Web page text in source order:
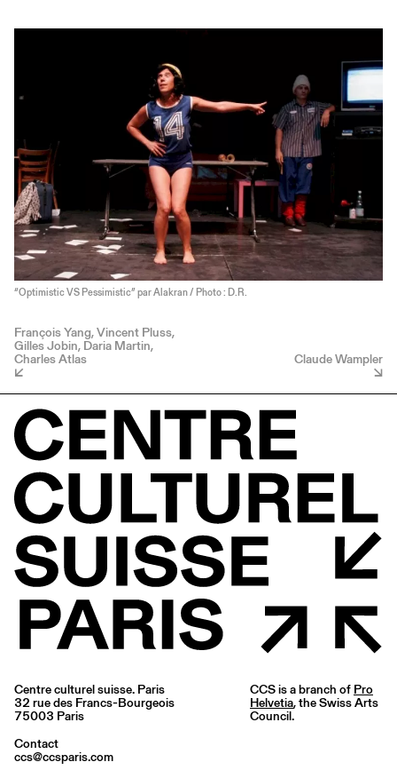
“Optimistic VS Pessimistic” par Alakran / Photo : D.R.
François Yang, Vincent Pluss,
Gilles Jobin, Daria Martin,
Charles Atlas Claude Wampler
Centre culturel suisse. Paris
32 rue des Francs-Bourgeois
75003 Paris
Contact
ccs@ccsparis.com
CCS is a branch of Pro
Helvetia, the Swiss Arts
Council.